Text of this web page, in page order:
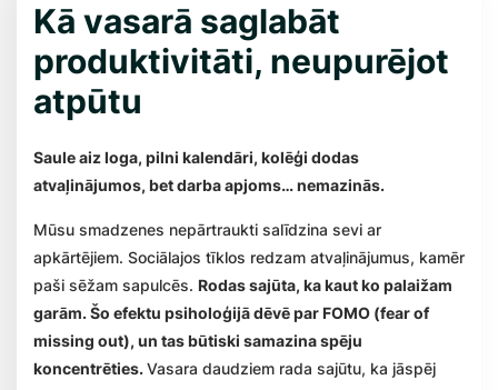
Kā vasarā saglabāt
produktivitāti, neupurējot
atpūtu
Saule aiz loga, pilni kalendāri, kolēģi dodas
atvaļinājumos, bet darba apjoms… nemazinās.
Mūsu smadzenes nepārtraukti salīdzina sevi ar
apkārtējiem. Sociālajos tīklos redzam atvaļinājumus, kamēr
paši sēžam sapulcēs. Rodas sajūta, ka kaut ko palaižam
garām. Šo efektu psiholoģijā dēvē par FOMO (fear of
missing out), un tas būtiski samazina spēju
koncentrēties.Vasara daudziem rada sajūtu, ka jāspēj